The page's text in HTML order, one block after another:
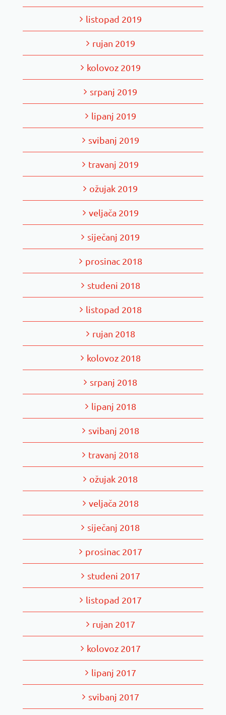
listopad 2019
rujan 2019
kolovoz 2019
srpanj 2019
lipanj 2019
svibanj 2019
travanj 2019
ožujak 2019
veljača 2019
siječanj 2019
prosinac 2018
studeni 2018
listopad 2018
rujan 2018
kolovoz 2018
srpanj 2018
lipanj 2018
svibanj 2018
travanj 2018
ožujak 2018
veljača 2018
siječanj 2018
prosinac 2017
studeni 2017
listopad 2017
rujan 2017
kolovoz 2017
lipanj 2017
svibanj 2017